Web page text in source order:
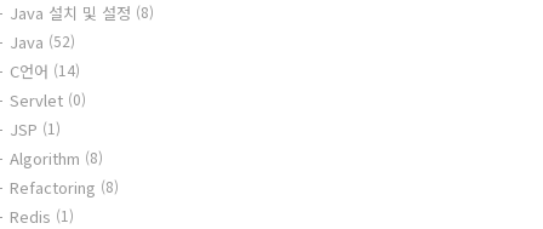
Java 설치 및 설정 (8)
Java (52)
C언어 (14)
Servlet (0)
JSP (1)
Algorithm (8)
Refactoring (8)
Redis (1)